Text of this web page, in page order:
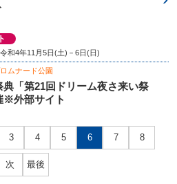
和4年11月5日(土)－6日(日)
ムナード公園
典「第21回ドリーム夜さ来い祭
※外部サイト
3 4 5 6 7 8
次 最後